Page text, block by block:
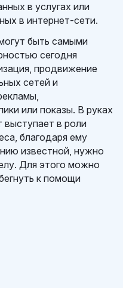
в услугах или
в интернет-сети.
быть самыми
сегодня
продвижение
сетей и
или показы. В руках
выступает в роли
благодаря ему
известной, нужно
Для этого можно
к помощи